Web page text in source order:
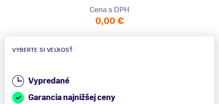
Cena s DPH
0,00 €
VYBERTE SI VEĽKOSŤ
Vypredané
Garancia najnižšej ceny